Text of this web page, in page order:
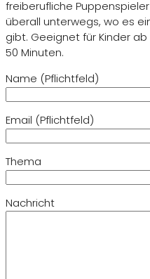
freiberufliche
überall unterwegs, wo es
gibt. Geeignet für Kinder
50 Minuten.
Name (Pflichtfeld)
Email (Pflichtfeld)
Thema
Nachricht